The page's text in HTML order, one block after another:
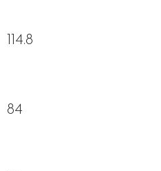
114.8
84